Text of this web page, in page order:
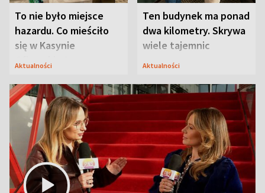
To nie było miejsce
hazardu. Co mieściło
się w Kasynie
Oficerskim?
Aktualności
Ten budynek ma ponad
dwa kilometry. Skrywa
wiele tajemnic
Aktualności